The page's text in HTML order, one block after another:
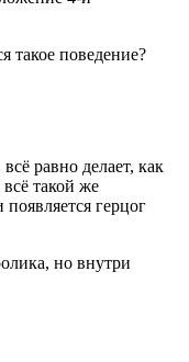
такое поведение?
равно делает, как
такой же
герцог
но внутри